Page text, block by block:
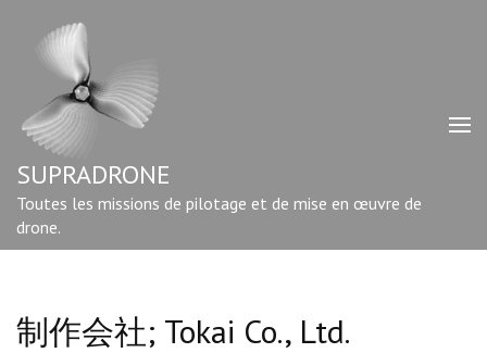
contenu
Entrée)
SUPRADRONE
Toutes les missions de pilotage et de mise en œuvre de
drone.
制作会社; Tokai Co., Ltd.